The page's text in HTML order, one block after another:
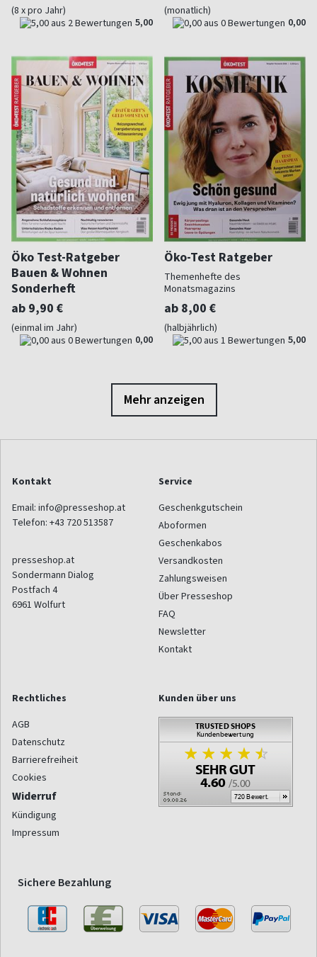
(8 x pro Jahr)
5,00
(monatlich)
0,00
Öko Test-Ratgeber
Bauen & Wohnen
Sonderheft
ab 9,90 €
(einmal im Jahr)
0,00
Öko-Test Ratgeber
Themenhefte des
Monatsmagazins
ab 8,00 €
(halbjährlich)
5,00
Mehr anzeigen
Kontakt
Email: info@presseshop.at
Telefon: +43 720 513587
presseshop.at
Sondermann Dialog
Postfach 4
6961 Wolfurt
Service
Geschenkgutschein
Aboformen
Geschenkabos
Versandkosten
Zahlungsweisen
Über Presseshop
FAQ
Newsletter
Kontakt
Rechtliches
AGB
Datenschutz
Barrierefreiheit
Cookies
Widerruf
Kündigung
Impressum
Kunden über uns
Sichere Bezahlung